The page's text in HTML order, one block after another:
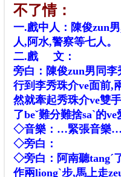
不了情：
一.戲中人：陳俊zun
人,阿水,警察等七人。
二.戲 文：
旁白：陳俊zun男同
行到李秀珠介ve面前,
然就牽起秀珠介ve雙
了beˇ難分難捨saˋ的
◇音樂：…緊張音樂…
◇旁白：
◇旁白：阿南聽tangˊ
作兩liongˋ步,馬上走